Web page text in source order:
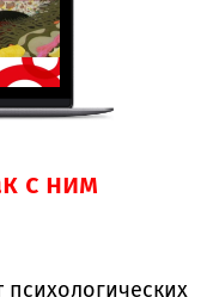
с ним
психологических